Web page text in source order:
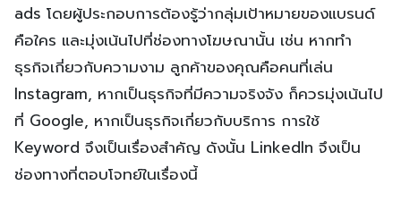
ads โดยผู้ประกอบการต้องรู้ว่ากลุ่มเป้าหมายของแบรนด์
คือใคร และมุ่งเน้นไปที่ช่องทางโฆษณานั้น เช่น หากทำ
ธุรกิจเกี่ยวกับความงาม ลูกค้าของคุณคือคนที่เล่น
Instagram, หากเป็นธุรกิจที่มีความจริงจัง ก็ควรมุ่งเน้นไป
ที่ Google, หากเป็นธุรกิจเกี่ยวกับบริการ การใช้
Keyword จึงเป็นเรื่องสำคัญ ดังนั้น LinkedIn จึงเป็น
ช่องทางที่ตอบโจทย์ในเรื่องนี้